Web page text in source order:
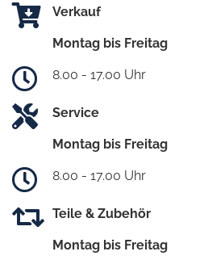
Verkauf
Montag bis Freitag
8.00 - 17.00 Uhr
Service
Montag bis Freitag
8.00 - 17.00 Uhr
Teile & Zubehör
Montag bis Freitag